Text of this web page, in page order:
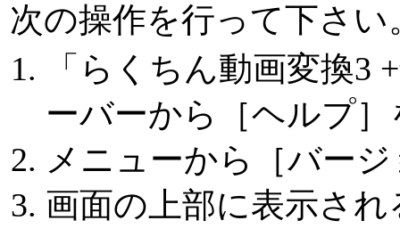
次の操作を行って下さい
「らくちん動画変換3
ーバーから［ヘルプ
メニューから［バー
画面の上部に表示さ